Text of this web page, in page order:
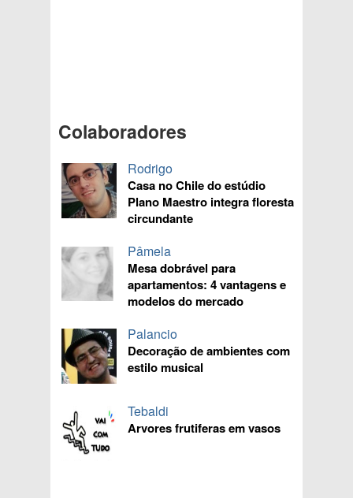
Colaboradores
Rodrigo
Casa no Chile do estúdio
Plano Maestro integra floresta
circundante
Pâmela
Mesa dobrável para
apartamentos: 4 vantagens e
modelos do mercado
Palancio
Decoração de ambientes com
estilo musical
Tebaldi
Arvores frutiferas em vasos